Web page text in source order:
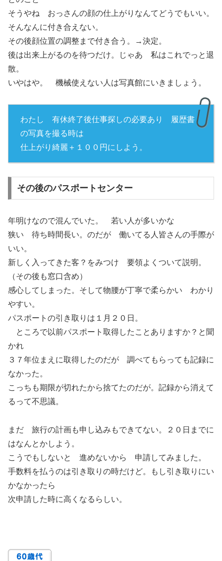
そうやね おっさんの顔の仕上がりなんてどうでもいい。
そんなんに付き合えない。
その後顔位置の調整まで付き合う。→決定。
後は出来上がるのを待つだけ。じゃあ 私はこれでっと退
散。
いやはや。 機械使えない人は写真館にいきましょう。
わたし 有休終了後仕事探しの必要あり 履歴書
の写真を撮る時は
仕上がり綺麗＋１００円にしよう。
その後のパスポートセンター
年明けなので混んでいた。 若い人が多いかな
狭い 待ち時間長い。のだが 働いてる人皆さんの手際が
いい。
新しく入ってきた客？をみつけ 要領よくついて説明。
（その後も窓口含め）
感心してしまった。そして物腰が丁寧で柔らかい わかり
やすい。
パスポートの引き取りは１月２０日。
ところで以前パスポート取得したことありますか？と聞
かれ
３７年位まえに取得したのだが 調べてもらっても記録に
なかった。
こっちも期限が切れたから捨てたのだが。記録から消えて
るって不思議。
まだ 旅行の計画も申し込みもできてない。２０日までに
はなんとかしよう。
こうでもしないと 進めないから 申請してみました。
手数料を払うのは引き取りの時だけど。もし引き取りにい
かなかったら
次申請した時に高くなるらしい。